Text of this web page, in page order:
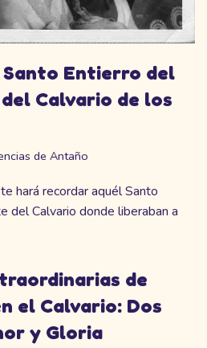
Entierro del
Calvario de los
de Antaño
hará recordar aquél Santo
del Calvario donde liberaban a
de
el Calvario: Dos
y Gloria